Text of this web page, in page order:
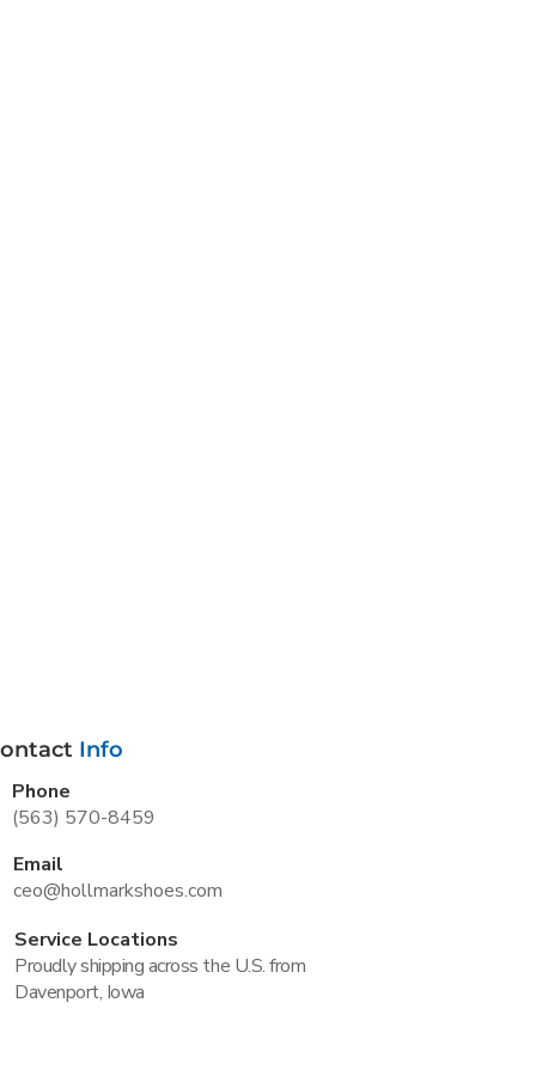
Info
Phone
(563) 570-8459
Email
ceo@hollmarkshoes.com
Service Locations
Proudly shipping across the U.S. from
Davenport, Iowa